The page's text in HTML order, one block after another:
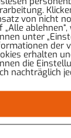
–
daran, die
Heim,
Hermannstraße
von nicht
„Alle
unter
der
erhalten
die
nachträglich